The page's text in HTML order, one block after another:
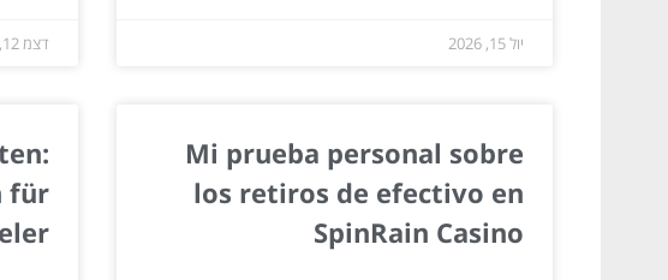
יול 15, 2026 דצמ 12, 2024
Mi prueba personal sobre
los retiros de efectivo en
SpinRain Casino
für